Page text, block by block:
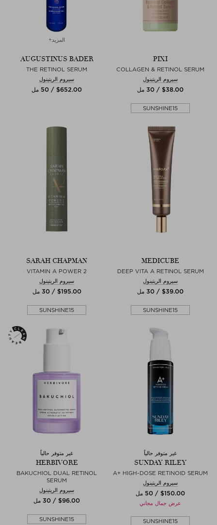
PIXI
COLLAGEN & RETINOL SERUM
سيروم الريتينول
$‌38.00 / 30 مل
SUNSHINE15
المزيد+
AUGUSTINUS BADER
THE RETINOL SERUM
سيروم الريتينول
$‌652.00 / 50 مل
MEDICUBE
DEEP VITA A RETINOL SERUM
سيروم الريتينول
$‌39.00 / 30 مل
SUNSHINE15
SARAH CHAPMAN
VITAMIN A POWER 2
سيروم الريتينول
$‌195.00 / 30 مل
SUNSHINE15
غير متوفر حالياً
SUNDAY RILEY
A+ HIGH-DOSE RETINOID SERUM
سيروم الريتينول
$‌150.00 / 50 مل
عرض جمال مجاني
SUNSHINE15
غير متوفر حالياً
HERBIVORE
BAKUCHIOL DUAL RETINOL
SERUM
سيروم الريتينول
$‌96.00 / 30 مل
SUNSHINE15